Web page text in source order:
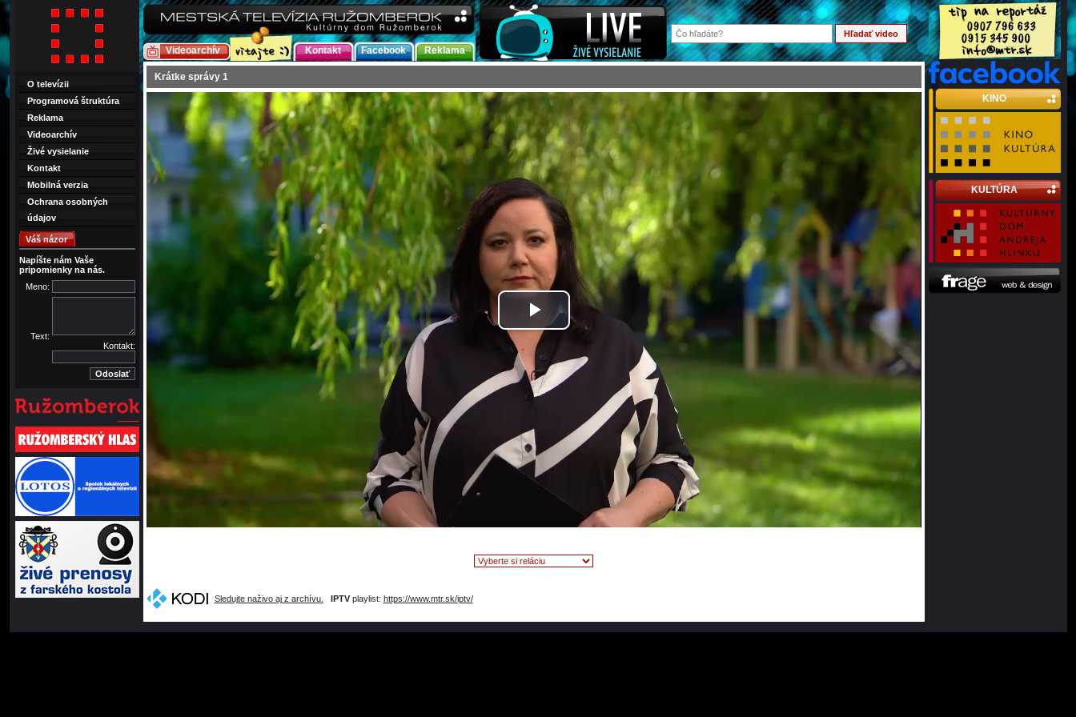
Videoarchív Kontakt Facebook Reklama
Krátke správy 1
Prehrať
video
Sledujte naživo aj z archívu. IPTVplaylist: https://www.mtr.sk/iptv/
O televízii
Programová štruktúra
Reklama
Videoarchív
Živé vysielanie
Kontakt
Mobilná verzia
Ochrana osobných
údajov
Váš názor
Napíšte nám Vaše
pripomienky na nás.
Meno:
Text:
Kontakt:
KINO
KULTÚRA